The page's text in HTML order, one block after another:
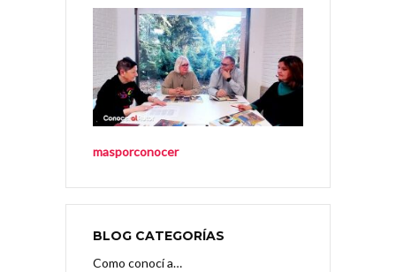
masporconocer
BLOG CATEGORÍAS
Como conocí a…